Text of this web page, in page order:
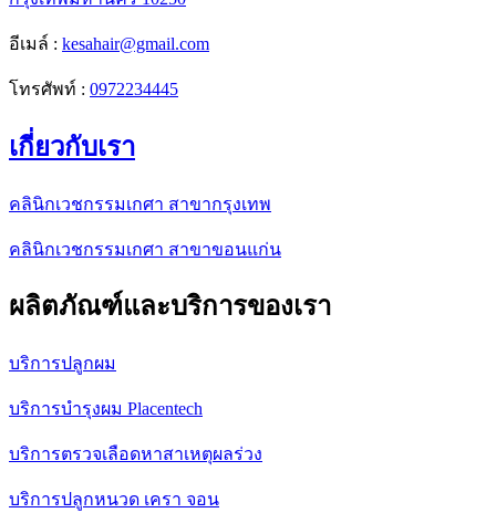
อีเมล์ : kesahair@gmail.com
โทรศัพท์ : 0972234445
เกี่ยวกับเรา
คลินิกเวชกรรมเกศา สาขากรุงเทพ
คลินิกเวชกรรมเกศา สาขาขอนแก่น
ผลิตภัณฑ์และบริการของเรา
บริการปลูกผม
บริการบำรุงผม Placentech
บริการตรวจเลือดหาสาเหตุผลร่วง
บริการปลูกหนวด เครา จอน